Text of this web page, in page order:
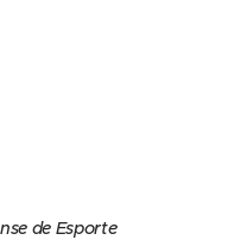
de Esporte